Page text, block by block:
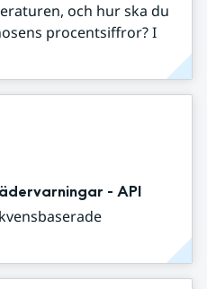
och hur ska du
procentsiffror? I
- API